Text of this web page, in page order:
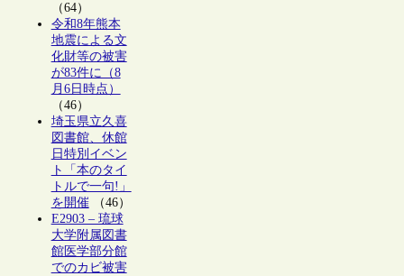
（64）
令和8年熊本
地震による文
化財等の被害
が83件に（8
月6日時点）
（46）
埼玉県立久喜
図書館、休館
日特別イベン
ト「本のタイ
トルで一句!」
を開催（46）
E2903 – 琉球
大学附属図書
館医学部分館
でのカビ被害